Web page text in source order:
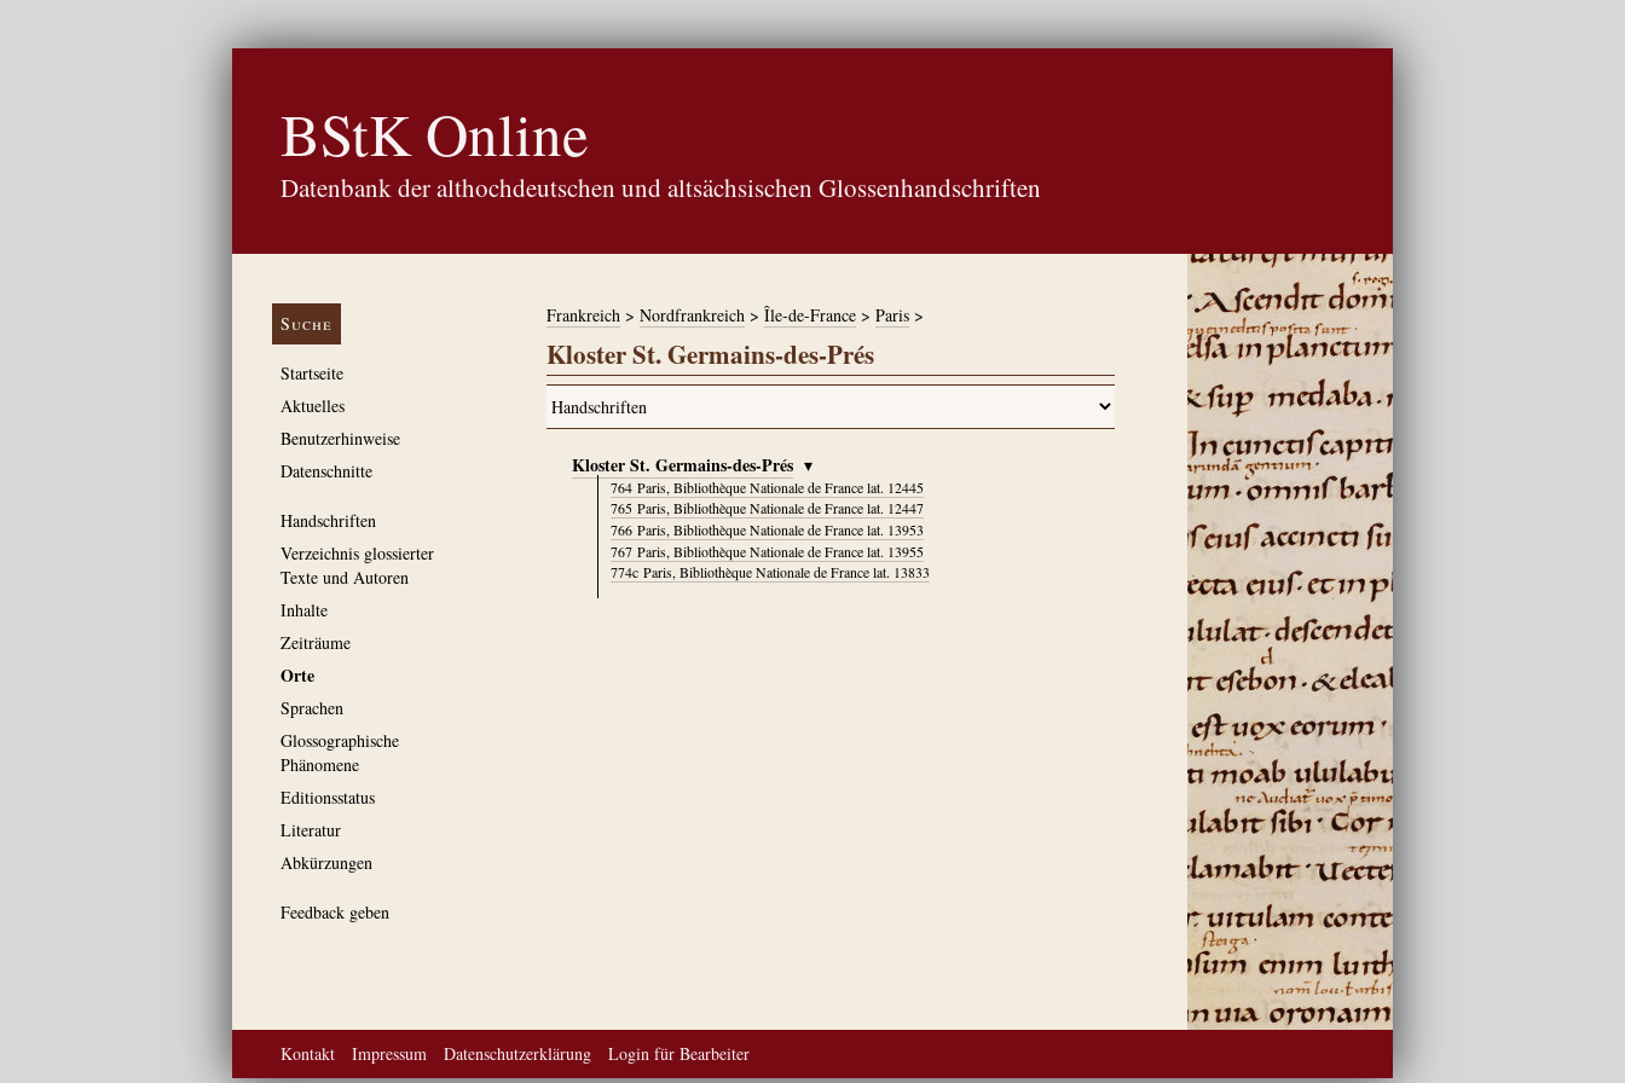
BStK Online
Datenbank der althochdeutschen und altsächsischen Glossenhandschriften
Suche
Startseite
Aktuelles
Benutzerhinweise
Datenschnitte
Handschriften
Verzeichnis glossierter
Texte und Autoren
Inhalte
Zeiträume
Orte
Sprachen
Glossographische
Phänomene
Editionsstatus
Literatur
Abkürzungen
Feedback geben
Frankreich > Nordfrankreich > Île-de-France > Paris >
Kloster St. Germains-des-Prés
Kloster St. Germains-des-Prés ▾
764 Paris, Bibliothèque Nationale de France lat. 12445
765 Paris, Bibliothèque Nationale de France lat. 12447
766 Paris, Bibliothèque Nationale de France lat. 13953
767 Paris, Bibliothèque Nationale de France lat. 13955
774c Paris, Bibliothèque Nationale de France lat. 13833
Kontakt Impressum Datenschutzerklärung Login für Bearbeiter